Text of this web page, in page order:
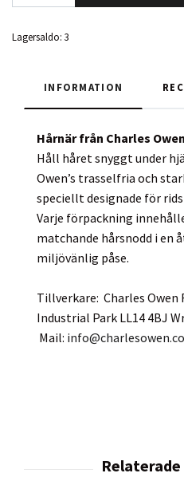
Lagersaldo: 3
INFORMATION
Hårnär från Charles Owen
Håll håret snyggt under
Owen’s trasselfria och
speciellt designade för
Varje förpackning
matchande hårsnodd i en
miljövänlig påse.
Tillverkare: Charles Owen
Industrial Park LL14 4BJ
Mail: